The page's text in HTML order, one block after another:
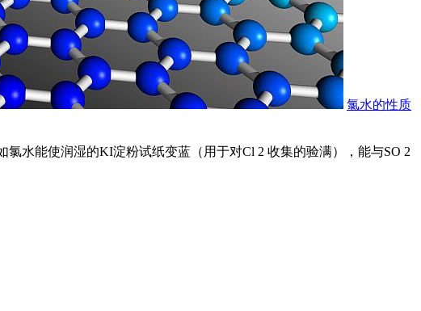
氯水的性质
水能使润湿的KI淀粉试纸变蓝（用于对Cl 2 收集的验满），能与SO 2